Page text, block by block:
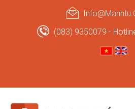
(083) 9350079 -